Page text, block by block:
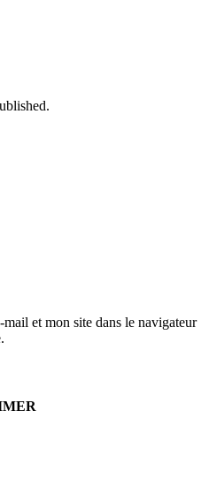
et mon site dans le navigateur